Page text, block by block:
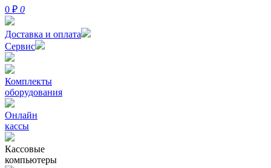
0 ₽ 0
Доставка и оплата
Сервис
Комплекты
оборудования
Онлайн
кассы
Кассовые
компьютеры